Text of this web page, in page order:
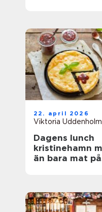
22. april 2026
Viktoria Uddenholm
Dagens lunch
kristinehamn mer
än bara mat på